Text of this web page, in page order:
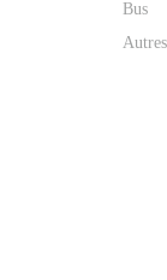
Bus
Autres